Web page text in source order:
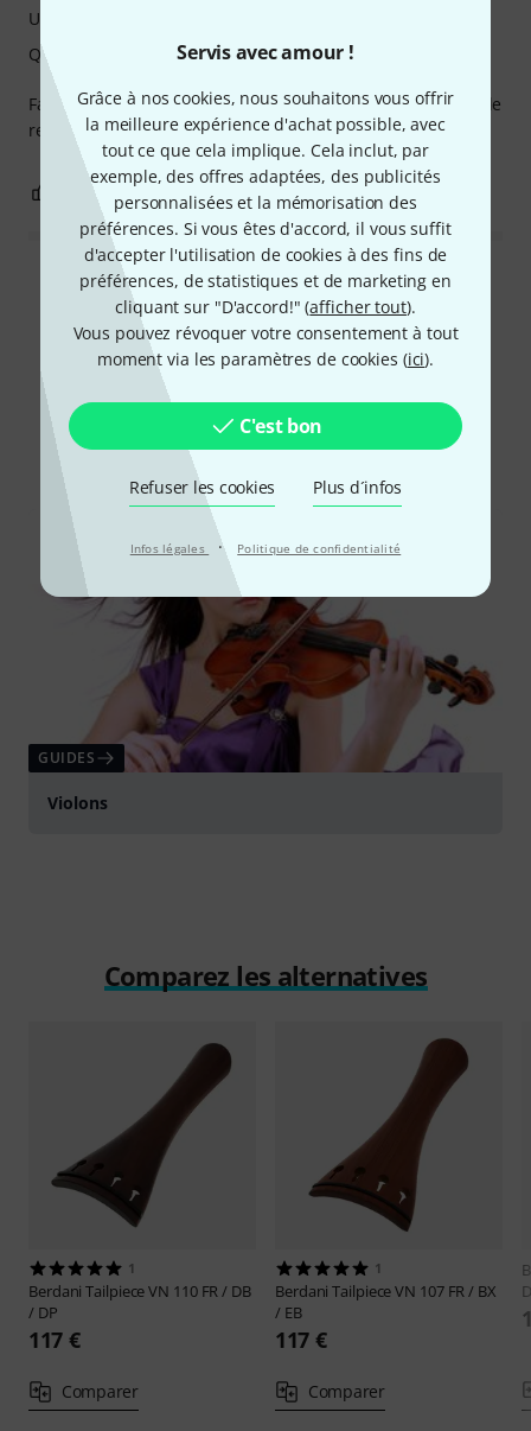
Servis avec amour !
Grâce à nos cookies, nous souhaitons vous offrir
la meilleure expérience d'achat possible, avec
tout ce que cela implique. Cela inclut, par
exemple, des offres adaptées, des publicités
personnalisées et la mémorisation des
préférences. Si vous êtes d'accord, il vous suffit
d'accepter l'utilisation de cookies à des fins de
préférences, de statistiques et de marketing en
cliquant sur "D'accord!" (afficher tout).
Vous pouvez révoquer votre consentement à tout
moment via les paramètres de cookies (ici).
C'est bon
Refuser les cookies Plus d´infos
Infos légales · Politique de confidentialité
Fabrication de haute qualité. Impossible de se tromper. Je le
recommande vivement ! 👍
Utilisation
Qualité de fabrication
0 SIGNALER L'ÉVALUATION
Lire toutes les évaluations
Le saviez-vous?
Tout Guides
GUIDES
Violons
Comparez les alternatives
1
BerdaniTailpiece VN 110 FR / DB
/ DP
117 €
Comparer
1
BerdaniTailpiece VN 107 FR / BX
/ EB
117 €
Comparer